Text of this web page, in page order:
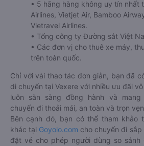
• 5 hãng hàng không uy tín nhất
Airlines, Vietjet Air, Bamboo
Vietravel Airlines.
• Tổng công ty Đường sắt Việt
• Các đơn vị cho thuê xe máy,
trên toàn quốc.
Chỉ với vài thao tác đơn giản, bạn đã
di chuyển tại Vexere với nhiều ưu đãi
luôn sẵn sàng đồng hành và
chuyến đi thoải mái, an toàn và trọn
Bên cạnh đó, bạn có thể tham khảo
khác tại Goyolo.com cho chuyến đi sắp
đặt vé cho phép người dùng so sánh